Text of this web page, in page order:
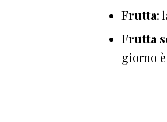
Frutta:
Frutta
giorno